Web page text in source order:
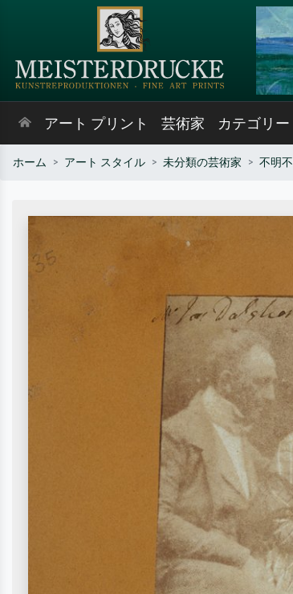
アート プリント 芸術家 カテゴリー
ホーム アート スタイル 未分類の芸術家 不明